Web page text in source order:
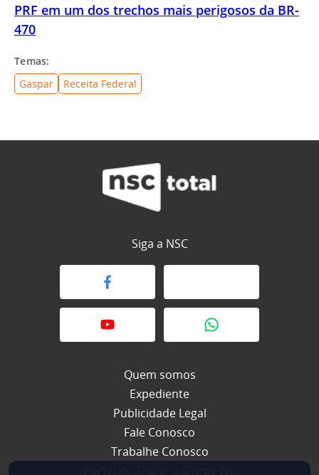
PRF em um dos trechos mais perigosos da BR-
470
Temas:
Gaspar
Receita Federal
Siga a NSC
Quem somos
Expediente
Publicidade Legal
Fale Conosco
Trabalhe Conosco